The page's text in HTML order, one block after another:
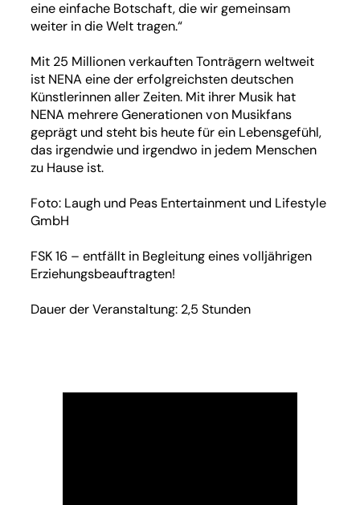
eine einfache Botschaft, die wir gemeinsam
weiter in die Welt tragen.“
Mit 25 Millionen verkauften Tonträgern weltweit
ist NENA eine der erfolgreichsten deutschen
Künstlerinnen aller Zeiten. Mit ihrer Musik hat
NENA mehrere Generationen von Musikfans
geprägt und steht bis heute für ein Lebensgefühl,
das irgendwie und irgendwo in jedem Menschen
zu Hause ist.
Foto: Laugh und Peas Entertainment und Lifestyle
GmbH
FSK 16 – entfällt in Begleitung eines volljährigen
Erziehungsbeauftragten!
Dauer der Veranstaltung: 2,5 Stunden